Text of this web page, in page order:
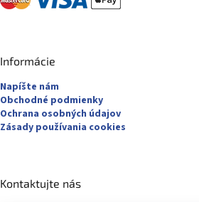
Informácie
Napíšte nám
Obchodné podmienky
Ochrana osobných údajov
Zásady používania cookies
Kontaktujte nás